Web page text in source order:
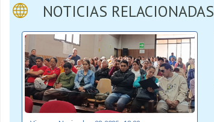
NOTICIAS RELACIONADAS